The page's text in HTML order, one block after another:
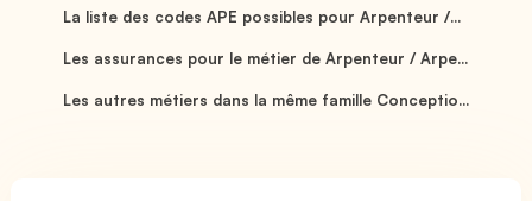
La liste des codes APE possibles pour Arpenteur /...
Les assurances pour le métier de Arpenteur / Arpe...
Les autres métiers dans la même famille Conceptio...